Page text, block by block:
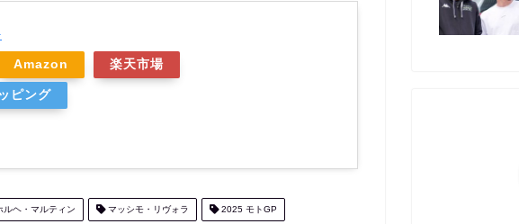
Amazon 楽天市場
ピング
ヘ・マルティン マッシモ・リヴォラ 2025 モトGP